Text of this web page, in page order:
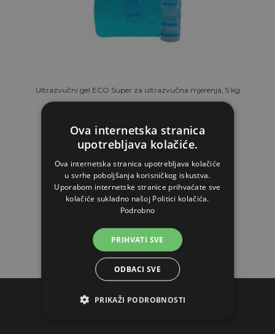
Ultrazvučni gel ECO Super za ultrazvučna mjerenja, 5 kg
16,57€
NA ZALIHAMA
STAVI U KOŠARICU
Ova internetska stranica
upotrebljava kolačiće.
Ova internetska stranica upotrebljava kolačiće
u svrhe poboljšanja korisničkog iskustva.
Uporabom internetske stranice prihvaćate sve
kolačiće sukladno našoj Politici kolačića.
Podrobno
PRIHVATI SVE
ODBACI SVE
PRIKAŽI PODROBNOSTI